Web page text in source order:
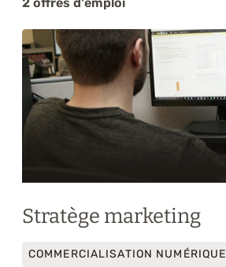
Formations
À propos
Blogue
Carrière
Stratège marketing
COMMERCIALISATION NUMÉRIQUE